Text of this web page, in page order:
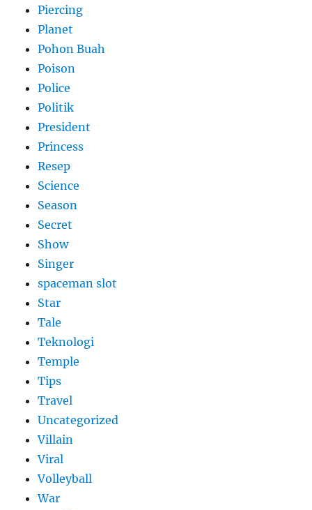
Piercing
Planet
Pohon Buah
Poison
Police
Politik
President
Princess
Resep
Science
Season
Secret
Show
Singer
spaceman slot
Star
Tale
Teknologi
Temple
Tips
Travel
Uncategorized
Villain
Viral
Volleyball
War